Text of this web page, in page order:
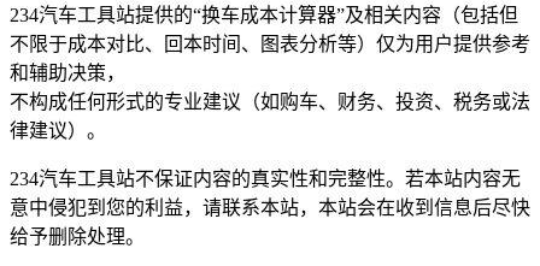
234汽车工具站提供的“换车成本计算器”及相关内容（包括但
不限于成本对比、回本时间、图表分析等）仅为用户提供参考
和辅助决策，
不构成任何形式的专业建议（如购车、财务、投资、税务或法
律建议）。
234汽车工具站不保证内容的真实性和完整性。若本站内容无
意中侵犯到您的利益，请联系本站，本站会在收到信息后尽快
给予删除处理。